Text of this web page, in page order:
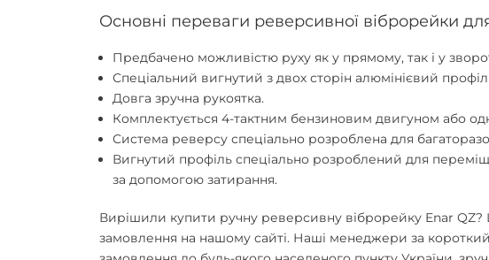
Основні переваги реверсивної віброрейки
Предбачено можливістю руху як у прямому, так і у
Спеціальний вигнутий з двох сторін алюмінієвий
Довга зручна рукоятка.
Комплектується 4-тактним бензиновим двигуном або
Система реверсу спеціально розроблена для
Вигнутий профіль спеціально розроблений для
за допомогою затирання.
Вирішили купити ручну реверсивну віброрейку Enar QZ?
замовлення на нашому сайті. Наші менеджери за